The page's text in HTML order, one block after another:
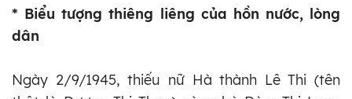
* Biểu tượng thiêng liêng của hồn nước, lòng
dân
Ngày 2/9/1945, thiếu nữ Hà thành Lê Thi (tên